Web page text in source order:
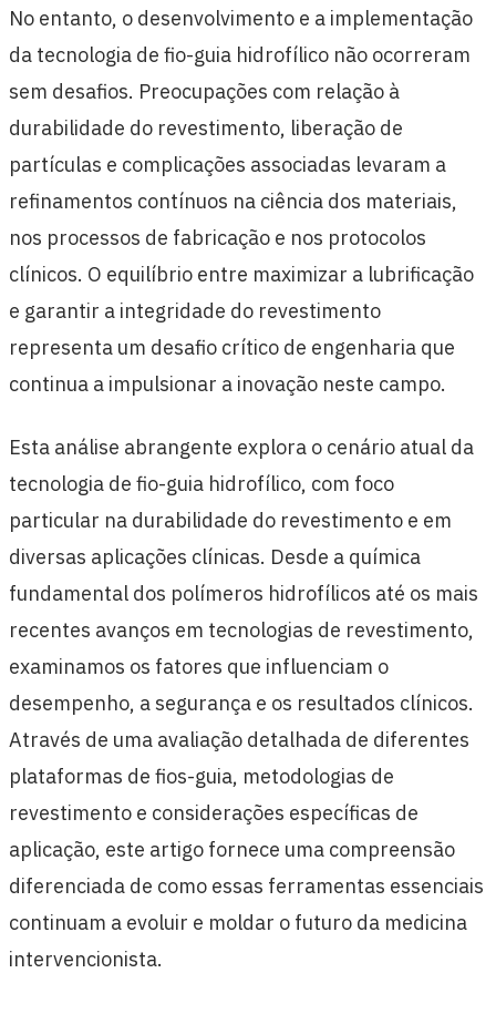
No entanto, o desenvolvimento e a implementação
da tecnologia de fio-guia hidrofílico não ocorreram
sem desafios. Preocupações com relação à
durabilidade do revestimento, liberação de
partículas e complicações associadas levaram a
refinamentos contínuos na ciência dos materiais,
nos processos de fabricação e nos protocolos
clínicos. O equilíbrio entre maximizar a lubrificação
e garantir a integridade do revestimento
representa um desafio crítico de engenharia que
continua a impulsionar a inovação neste campo.
Esta análise abrangente explora o cenário atual da
tecnologia de fio-guia hidrofílico, com foco
particular na durabilidade do revestimento e em
diversas aplicações clínicas. Desde a química
fundamental dos polímeros hidrofílicos até os mais
recentes avanços em tecnologias de revestimento,
examinamos os fatores que influenciam o
desempenho, a segurança e os resultados clínicos.
Através de uma avaliação detalhada de diferentes
plataformas de fios-guia, metodologias de
revestimento e considerações específicas de
aplicação, este artigo fornece uma compreensão
diferenciada de como essas ferramentas essenciais
continuam a evoluir e moldar o futuro da medicina
intervencionista.